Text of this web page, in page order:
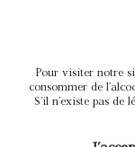
Pour visiter notre
consommer de
S'il n'existe pas de